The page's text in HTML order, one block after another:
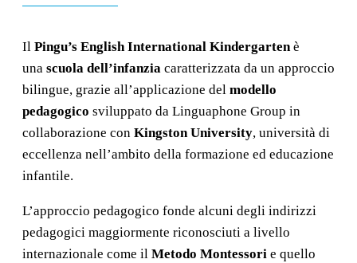
Il Pingu’s English International Kindergartenè
una scuola dell’infanzia caratterizzata da un approccio
bilingue, grazie all’applicazione del modello
pedagogico sviluppato da Linguaphone Group in
collaborazione con Kingston University, università di
eccellenza nell’ambito della formazione ed educazione
infantile.
L’approccio pedagogico fonde alcuni degli indirizzi
pedagogici maggiormente riconosciuti a livello
internazionale come il Metodo Montessori e quello